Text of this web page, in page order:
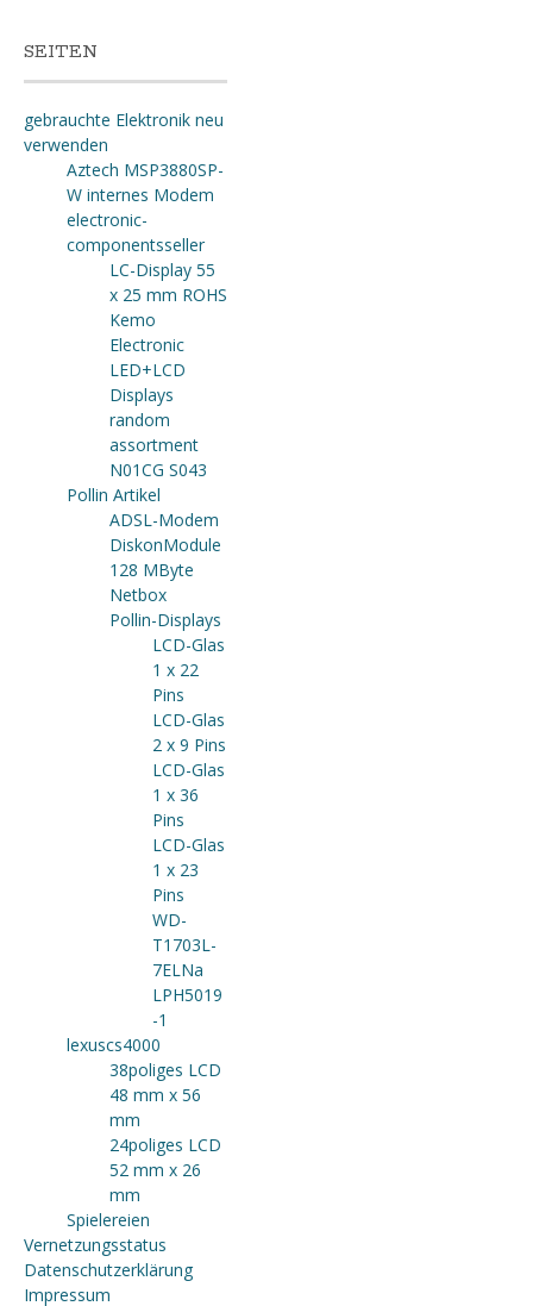
SEITEN
gebrauchte Elektronik neu
verwenden
Aztech MSP3880SP-
W internes Modem
electronic-
componentsseller
LC-Display 55
x 25 mm ROHS
Kemo
Electronic
LED+LCD
Displays
random
assortment
N01CG S043
Pollin Artikel
ADSL-Modem
DiskonModule
128 MByte
Netbox
Pollin-Displays
LCD-Glas
1 x 22
Pins
LCD-Glas
2 x 9 Pins
LCD-Glas
1 x 36
Pins
LCD-Glas
1 x 23
Pins
WD-
T1703L-
7ELNa
LPH5019
-1
lexuscs4000
38poliges LCD
48 mm x 56
mm
24poliges LCD
52 mm x 26
mm
Spielereien
Vernetzungsstatus
Datenschutzerklärung
Impressum